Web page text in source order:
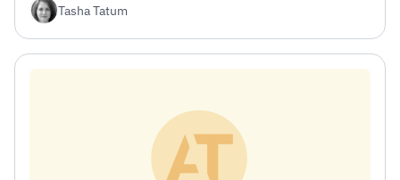
Tasha Tatum